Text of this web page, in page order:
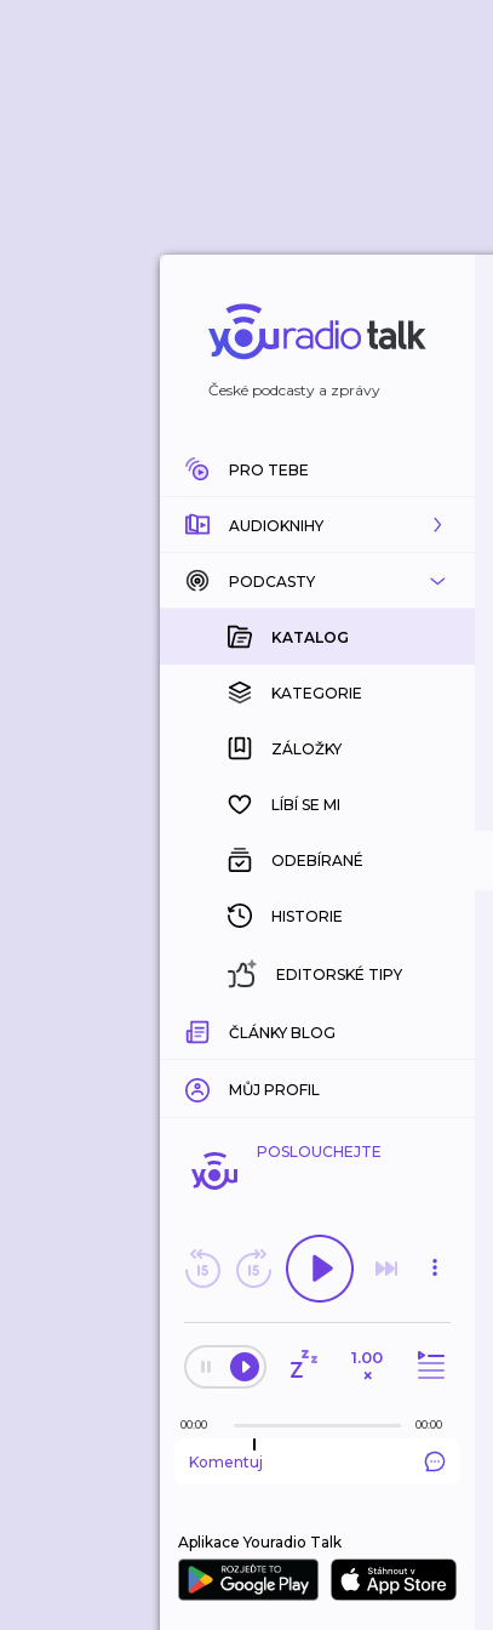
České podcasty a zprávy
PRO TEBE
AUDIOKNIHY
KATALOG
KOUPENÉ
KATEGORIE
ZÁLOŽKY
HISTORIE
PODCASTY
KATALOG
KATEGORIE
ZÁLOŽKY
LÍBÍ SE MI
ODEBÍRANÉ
HISTORIE
EDITORSKÉ TIPY
ČLÁNKY BLOG
MŮJ PROFIL
POSLOUCHEJTE
1.00
×
00:00 00:00
Komentuj
Aplikace Youradio Talk